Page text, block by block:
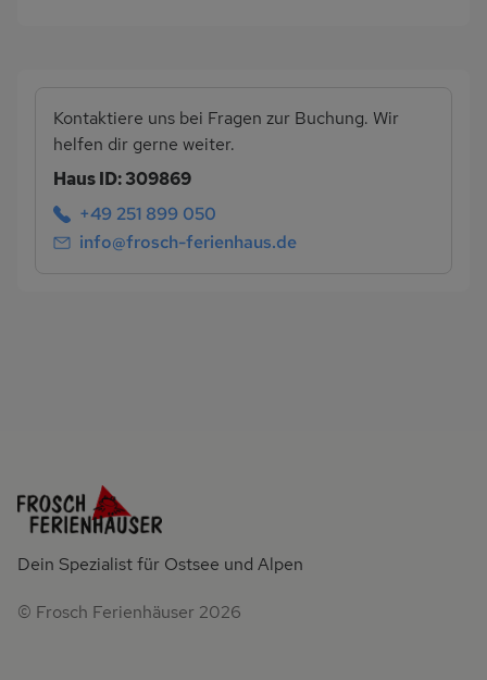
Kontaktiere uns bei Fragen zur Buchung. Wir
helfen dir gerne weiter.
Haus ID: 309869
+49 251 899 050
info@frosch-ferienhaus.de
Dein Spezialist für Ostsee und Alpen
© Frosch Ferienhäuser 2026